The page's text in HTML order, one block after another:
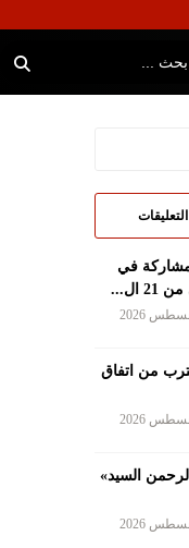
التعليقات
في
ال...
من اتفاق
السيد»